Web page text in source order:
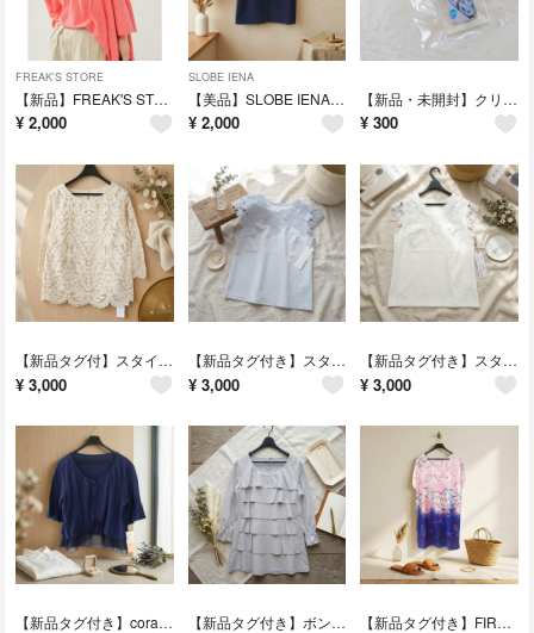
FREAK'S STORE
【新品】FREAK'S STORE フリークスストア ポンチョTシャツ ピンク
¥ 2,000
SLOBE IENA
【美品】SLOBE IENA 前後2way Vネックブラウス ネイビー オフィス
¥ 2,000
【新品・未開封】クリンビュー ノータッチUV ミニチュア キーホルダー 非売品
¥ 300
【新品タグ付】スタイルラヴィー 高級総レース刺繍ブラウス プルオーバー Mサイズ
¥ 3,000
【新品タグ付き】スタイルラヴィー 贅沢フラワーレースカットソー 綿100% 水色
¥ 3,000
【新品タグ付き】スタイルラヴィー 贅沢フラワーレースカットソー 綿100% 白色
¥ 3,000
【新品タグ付き】coral コーラル シフォン切替カーディガン ネイビー M〜L 【新品タグ付き】ボンサンス ティアードフリルチュニック カットソー グレー 【新品タグ付き】FIRST ボタニカル柄チュニックワンピ 快適ストレッチ M 夏